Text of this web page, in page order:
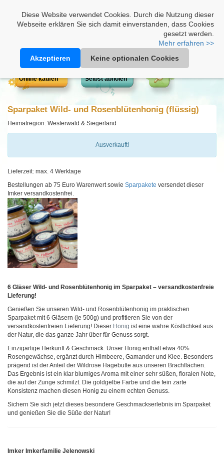
Diese Website verwendet Cookies. Durch die Nutzung dieser
Webseite erklären Sie sich damit einverstanden, dass Cookies
gesetzt werden.
Mehr erfahren >>
Akzeptieren
Keine optionalen Cookies
Online kaufen Selbst abholen
Sparpaket Wild- und Rosenblütenhonig (flüssig)
Heimatregion: Westerwald & Siegerland
Ausverkauft!
Lieferzeit: max. 4 Werktage
Bestellungen ab 75 Euro Warenwert sowie Sparpakete versendet dieser
Imker versandkostenfrei.
6 Gläser Wild- und Rosenblütenhonig im Sparpaket – versandkostenfreie
Lieferung!
Genießen Sie unseren Wild- und Rosenblütenhonig im praktischen
Sparpaket mit 6 Gläsern (je 500g) und profitieren Sie von der
versandkostenfreien Lieferung! Dieser Honig ist eine wahre Köstlichkeit aus
der Natur, die das ganze Jahr über für Genuss sorgt.
Einzigartige Herkunft & Geschmack: Unser Honig enthält etwa 40%
Rosengewächse, ergänzt durch Himbeere, Gamander und Klee. Besonders
prägend ist der Anteil der Wildrose Hagebutte aus unseren Brachflächen.
Das Ergebnis ist ein klar blumiges Aroma mit einer sehr süßen, floralen Note,
die auf der Zunge schmilzt. Die goldgelbe Farbe und die fein zarte
Konsistenz machen diesen Honig zu einem echten Genuss.
Sichern Sie sich jetzt dieses besondere Geschmackserlebnis im Sparpaket
und genießen Sie die Süße der Natur!
Imker Imkerfamilie Jelenowski